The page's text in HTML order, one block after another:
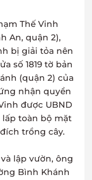
Thế Vinh
An, quận 2),
bị giải tỏa nên
số 1819 tờ bản
(quận 2) của
nhận quyền
được UBND
lấp toàn bộ mặt
trồng cây.
lập vườn, ông
Bình Khánh